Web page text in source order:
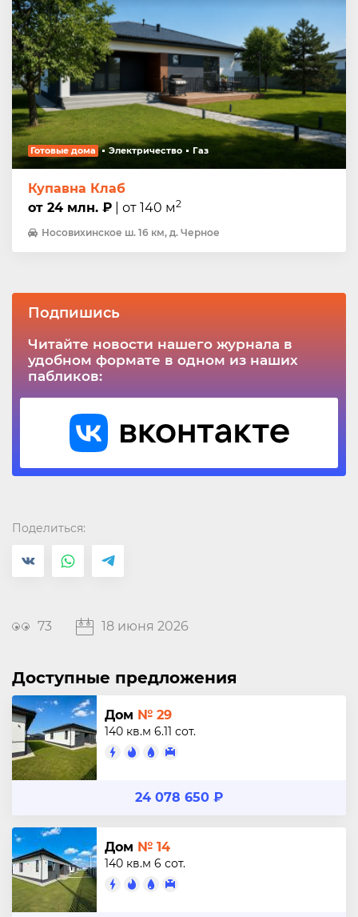
Готовые дома Электричество Газ
Купавна Клаб
от 24 млн. ₽ | от 140 м2
Носовихинское ш. 16 км, д. Черное
Подпишись
Читайте новости нашего журнала в
удобном формате в одном из наших
пабликов:
Поделиться:
73 18 июня 2026
Доступные предложения
Дом № 29
140 кв.м 6.11 сот.
24 078 650 ₽
Дом № 14
140 кв.м 6 сот.